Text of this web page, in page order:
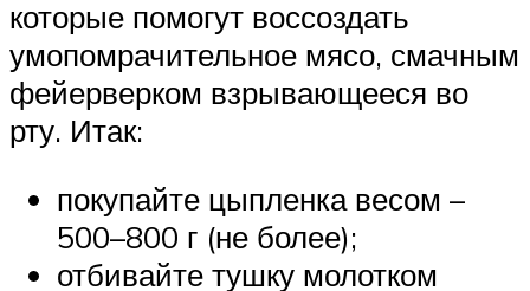
которые помогут воссоздать
умопомрачительное мясо, смачным
фейерверком взрывающееся во
рту. Итак:
покупайте цыпленка весом –
500–800 г (не более);
отбивайте тушку молотком